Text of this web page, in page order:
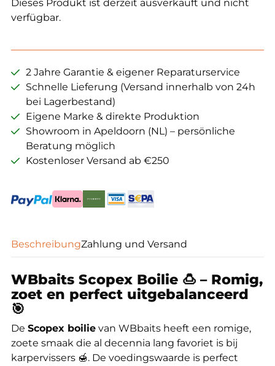
Dieses Produkt ist derzeit ausverkauft und nicht
verfügbar.
2 Jahre Garantie & eigener Reparaturservice
Schnelle Lieferung (Versand innerhalb von 24h
bei Lagerbestand)
Eigene Marke & direkte Produktion
Showroom in Apeldoorn (NL) – persönliche
Beratung möglich
Kostenloser Versand ab €250
BeschreibungZahlung und Versand
WBbaits Scopex Boilie 🍮 – Romig,
zoet en perfect uitgebalanceerd
🎯
De Scopex boilie van WBbaits heeft een romige,
zoete smaak die al decennia lang favoriet is bij
karpervissers 🍯. De voedingswaarde is perfect